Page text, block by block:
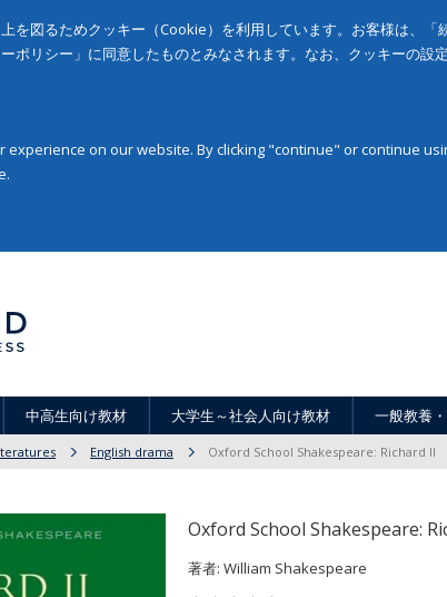
を図るためクッキー（Cookie）を利用しています。お客様は、
ポリシー」に同意したものとみなされます。なお、クッキーの設
on our website. By clicking "continue" or continue
中高生向け教材 大学生～社会人向け教材 一般教養
English drama Oxford School Shakespeare: Richard II
Oxford School Shakespeare:
著者: William Shakespeare